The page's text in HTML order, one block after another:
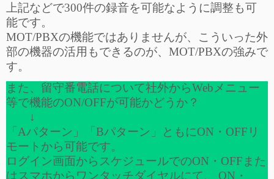
上記などで300件の録音を可能なように調整も可
能です。
MOT/PBXの機能ではありませんが、こういった外
部の機器の活用もできるのが、MOT/PBXの強みで
す。
また、留守番電話について社外からWebメニュー
等で機能のON/OFFが可能かどうか？
↓
「Aパターン」「Bパターン」ともにON・OFFリ
モートから可能です。
ログイン画面からスケジュールでのON・OFFまた
はスマホからワンタッチダイヤルにて、 ON・